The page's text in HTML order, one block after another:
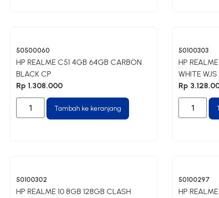
50500060
HP REALME C51 4GB 64GB CARBON
BLACK CP
Rp 1.308.000
Tambah ke keranjang
50100303
HP
WHITE
Rp
50100302
HP REALME 10 8GB 128GB CLASH
50100297
HP